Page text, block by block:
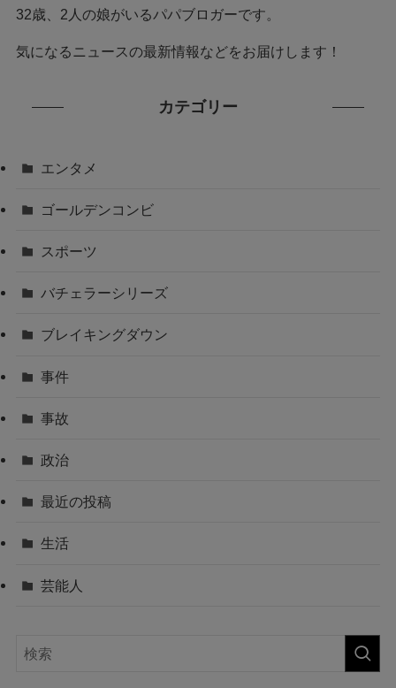
32歳、2人の娘がいるパパブロガーです。
気になるニュースの最新情報などをお届けします！
カテゴリー
エンタメ
ゴールデンコンビ
スポーツ
バチェラーシリーズ
ブレイキングダウン
事件
事故
政治
最近の投稿
生活
芸能人